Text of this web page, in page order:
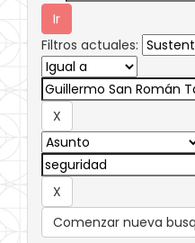
Filtros actuales:
Comenzar nueva